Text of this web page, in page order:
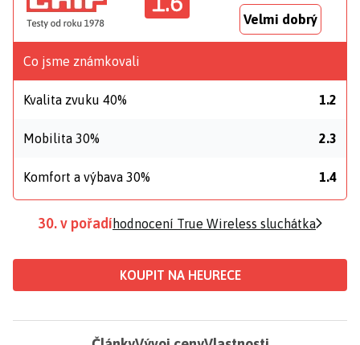
Velmi dobrý
Co jsme známkovali
Kvalita zvuku 40% 1.2
Mobilita 30% 2.3
Komfort a výbava 30% 1.4
30. v pořadí hodnocení True Wireless sluchátka
KOUPIT NA HEURECE